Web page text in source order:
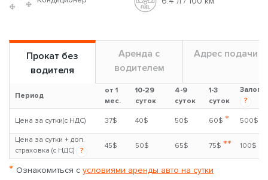
Прокат без
водителя
Аренда с
водителем
Адрес подачи
Период
от 1
мес.
10-29
суток
4-9
суток
1-3
суток
Залог
?
Цена за сутки(с НДС) 37$ 40$ 50$ 60$ * 500$
Цена за сутки + доп.
страховка (с НДС)
?
45$ 50$ 65$ 75$ ** 100$
* Ознакомиться с условиями аренды авто на сутки